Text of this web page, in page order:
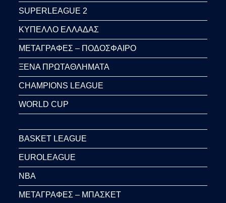
SUPERLEAGUE 2
ΚΥΠΕΛΛΟ ΕΛΛΑΔΑΣ
ΜΕΤΑΓΡΑΦΕΣ – ΠΟΔΟΣΦΑΙΡΟ
ΞΕΝΑ ΠΡΩΤΑΘΛΗΜΑΤΑ
CHAMPIONS LEAGUE
WORLD CUP
BASKET LEAGUE
EUROLEAGUE
NBA
ΜΕΤΑΓΡΑΦΕΣ – ΜΠΑΣΚΕΤ